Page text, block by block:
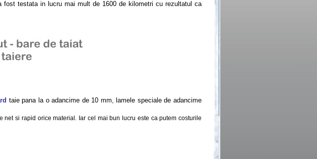
fost testata in lucru mai mult de 1600 de kilometri cu rezultatul ca
taie pana la o adancime de 10 mm, lamele speciale de adancime
si rapid orice material. Iar cel mai bun lucru este ca putem costurile